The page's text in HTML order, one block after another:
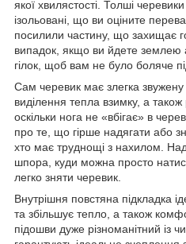
якої хвилястості. Толші
ізольовані, що ви оціните
посилили частину, що захищає
випадок, якщо ви йдете землею
гілок, щоб вам не було боляче
Сам черевик має злегка
виділення тепла взимку, а
оскільки нога не «вбігає» в
про те, що гірше надягати або
хто має труднощі з нахилом.
шпора, куди можна просто
легко зняти черевик.
Внутрішня повстяна підкладка
та збільшує тепло, а також
підошви дуже різноманітний із